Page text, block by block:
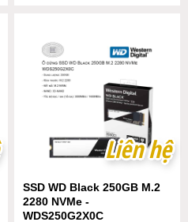
Liên hệ
Liên hệ
SSD WD Black 250GB M.2
2280 NVMe -
WDS250G2X0C